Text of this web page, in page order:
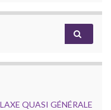
QUASI GÉNÉRALE